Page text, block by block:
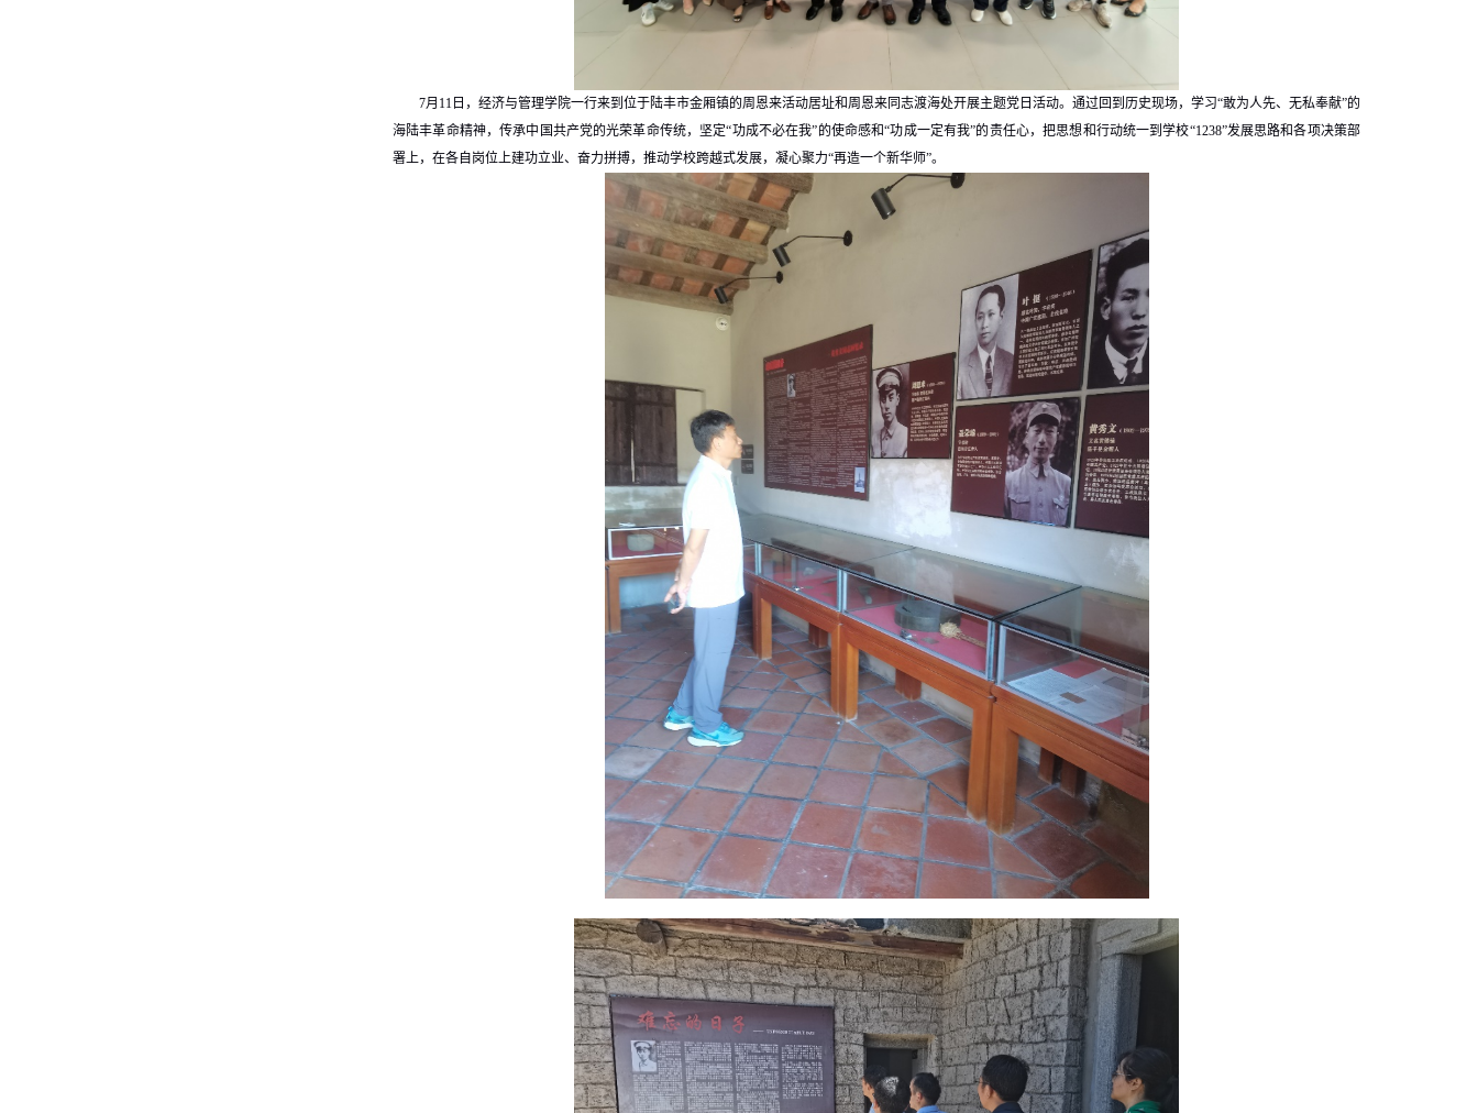
7月11日，经济与管理学院一行来到位于陆丰市金厢镇的周恩来活动居址和周恩来同志渡海处开展主题党日活动。通过回到历史现场，学习“敢为人先、无私奉献”的
海陆丰革命精神，传承中国共产党的光荣革命传统，坚定“功成不必在我”的使命感和“功成一定有我”的责任心，把思想和行动统一到学校“1238”发展思路和各项决策部
署上，在各自岗位上建功立业、奋力拼搏，推动学校跨越式发展，凝心聚力“再造一个新华师”。